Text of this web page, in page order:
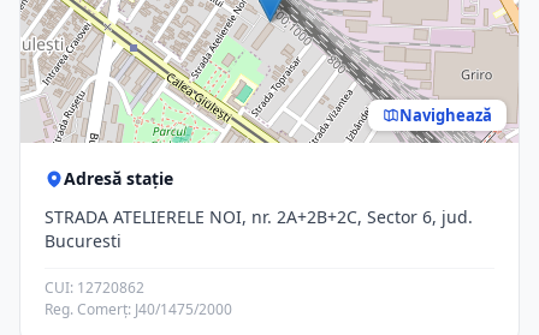
Navighează
Adresă stație
STRADA ATELIERELE NOI, nr. 2A+2B+2C, Sector 6, jud.
Bucuresti
CUI: 12720862
Reg. Comerț: J40/1475/2000